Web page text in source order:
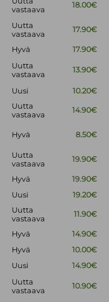
vastaava
18.00€
Uutta
vastaava
17.90€
Hyvä
17.90€
Uutta
vastaava
13.90€
Uusi 10.20€
Uutta
vastaava
14.90€
Hyvä 8.50€
Uutta
vastaava
19.90€
Hyvä
19.90€
Uusi 19.20€
Uutta
vastaava
11.90€
Hyvä
14.90€
Hyvä
10.00€
Uusi
14.90€
Uutta
vastaava
10.90€